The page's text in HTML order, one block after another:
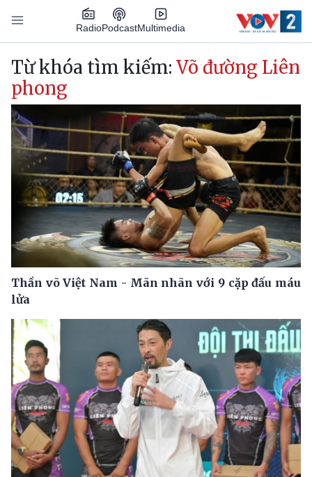
Nhảy đến nội dung
RadioPodcastMultimedia
Main navigation
Từ khóa tìm kiếm: Võ đường Liên
phong
Thần võ Việt Nam - Mãn nhãn với 9 cặp đấu máu
lửa